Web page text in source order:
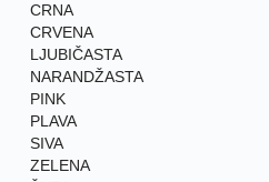
CRNA
CRVENA
LJUBIČASTA
NARANDŽASTA
PINK
PLAVA
SIVA
ZELENA